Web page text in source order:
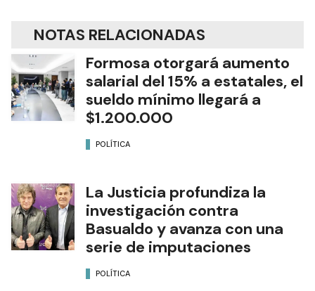
NOTAS RELACIONADAS
Formosa otorgará aumento
salarial del 15% a estatales, el
sueldo mínimo llegará a
$1.200.000
POLÍTICA
La Justicia profundiza la
investigación contra
Basualdo y avanza con una
serie de imputaciones
POLÍTICA